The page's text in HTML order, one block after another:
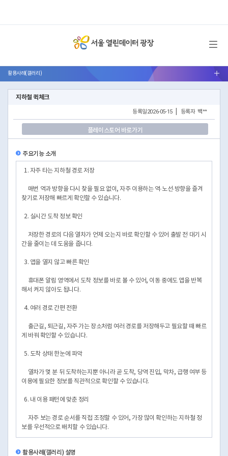
메뉴 열기
활용사례(갤러리) 서브메뉴 열기
지하철 퀵체크
등록일2026-05-15 등록자 백**
플레이스토어 바로가기
주요기능 소개
1. 자주 타는 지하철 경로 저장
매번 역과 방향을 다시 찾을 필요 없이, 자주 이용하는 역·노선·방향을 즐겨
찾기로 저장해 빠르게 확인할 수 있습니다.
2. 실시간 도착 정보 확인
저장한 경로의 다음 열차가 언제 오는지 바로 확인할 수 있어 출발 전 대기 시
간을 줄이는 데 도움을 줍니다.
3. 앱을 열지 않고 빠른 확인
휴대폰 알림 영역에서 도착 정보를 바로 볼 수 있어, 이동 중에도 앱을 반복
해서 켜지 않아도 됩니다.
4. 여러 경로 간편 전환
출근길, 퇴근길, 자주 가는 장소처럼 여러 경로를 저장해두고 필요할 때 빠르
게 바꿔 확인할 수 있습니다.
5. 도착 상태 한눈에 파악
열차가 몇 분 뒤 도착하는지뿐 아니라 곧 도착, 당역 진입, 막차, 급행 여부 등
이용에 필요한 정보를 직관적으로 확인할 수 있습니다.
6. 내 이용 패턴에 맞춘 정리
자주 보는 경로 순서를 직접 조정할 수 있어, 가장 많이 확인하는 지하철 정
보를 우선적으로 배치할 수 있습니다.
활용사례(갤러리) 설명